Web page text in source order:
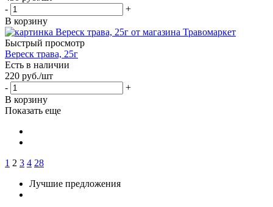
-
+
В корзину
Быстрый просмотр
Вереск трава, 25г
Есть в наличии
220 руб./шт
-
+
В корзину
Показать еще
1 2 3 4 28
Лучшие предложения